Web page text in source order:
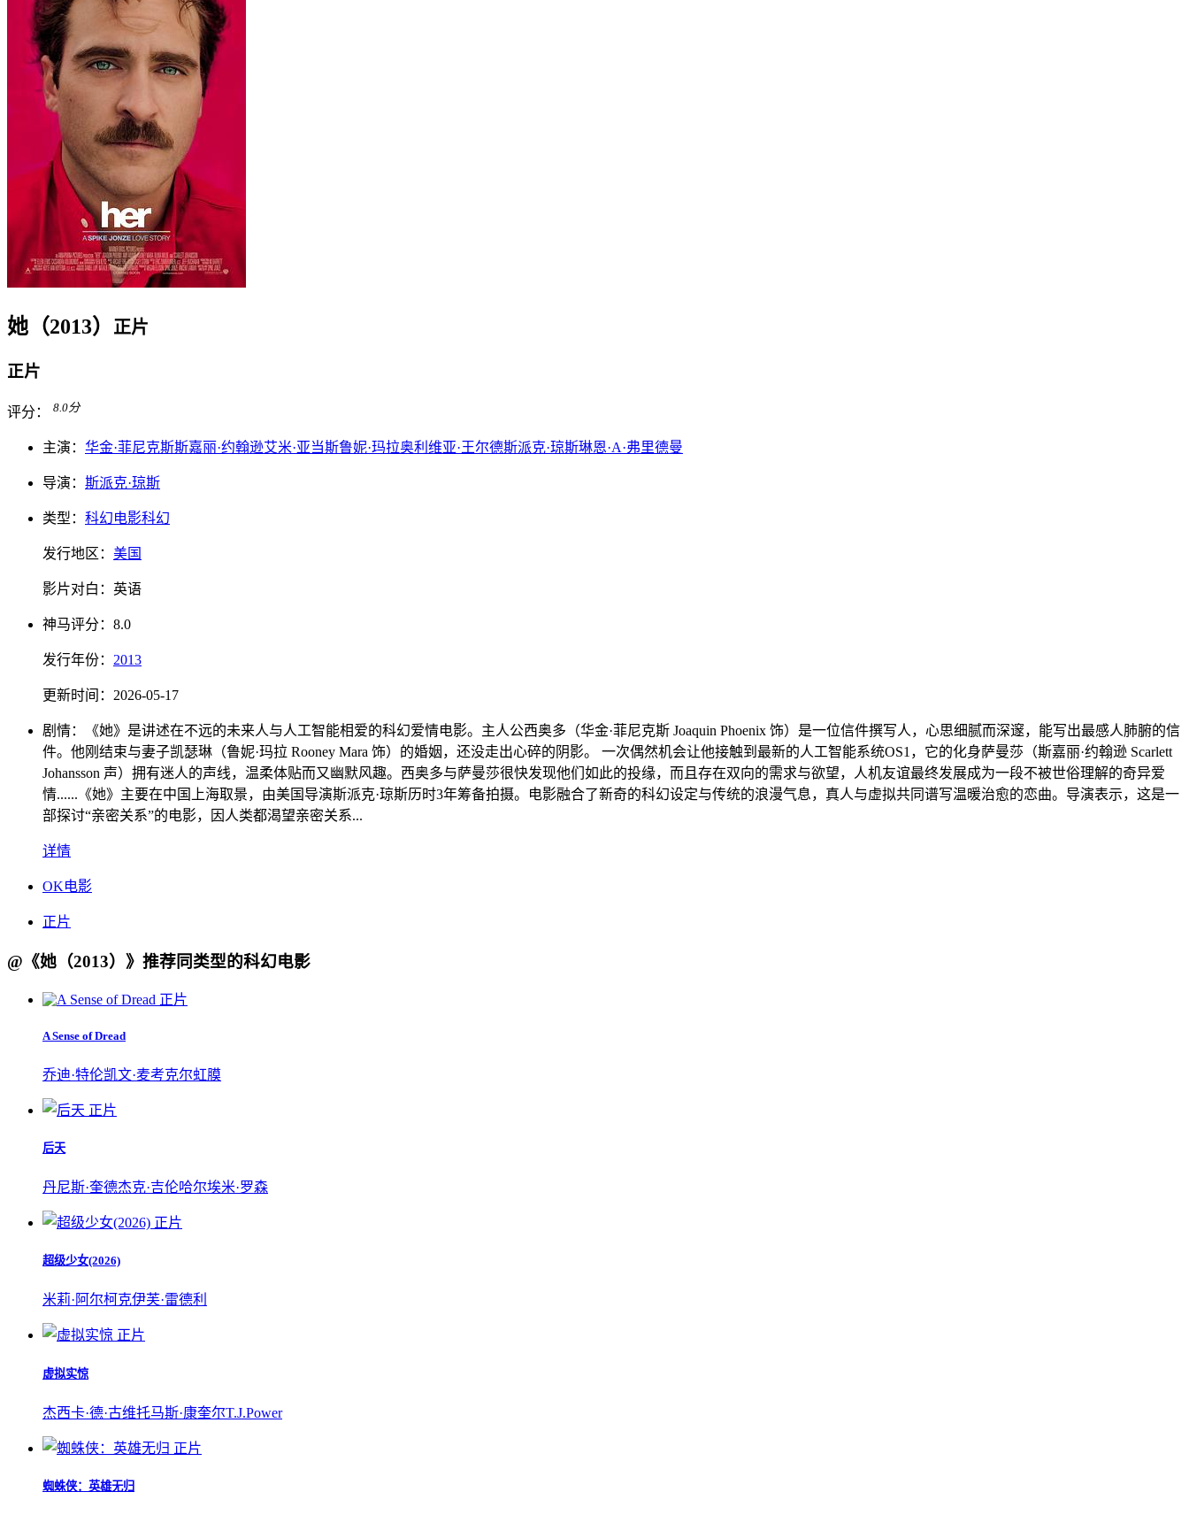
她（2013） 正片
正片
评分： 8.0分
主演： 华金·菲尼克斯斯嘉丽·约翰逊艾米·亚当斯鲁妮·玛拉奥利维亚·王尔德斯派克·琼斯琳恩·A·弗里德曼
导演： 斯派克·琼斯
类型： 科幻电影科幻
发行地区： 美国
影片对白： 英语
神马评分： 8.0
发行年份： 2013
更新时间： 2026-05-17
剧情：
《她》是讲述在不远的未来人与人工智能相爱的科幻爱情电影。主人公西奥多（华金·菲尼克斯 Joaquin Phoenix 饰）是一位信件撰写人，心思细腻而深邃，能写出最感人肺腑的信
件。他刚结束与妻子凯瑟琳（鲁妮·玛拉 Rooney Mara 饰）的婚姻，还没走出心碎的阴影。 一次偶然机会让他接触到最新的人工智能系统OS1，它的化身萨曼莎（斯嘉丽·约翰逊 Scarlett
Johansson 声）拥有迷人的声线，温柔体贴而又幽默风趣。西奥多与萨曼莎很快发现他们如此的投缘，而且存在双向的需求与欲望，人机友谊最终发展成为一段不被世俗理解的奇异爱
情......《她》主要在中国上海取景，由美国导演斯派克·琼斯历时3年筹备拍摄。电影融合了新奇的科幻设定与传统的浪漫气息，真人与虚拟共同谱写温暖治愈的恋曲。导演表示，这是一
部探讨“亲密关系”的电影，因人类都渴望亲密关系...
详情
OK电影
正片
@《她（2013）》推荐同类型的科幻电影
正片
A Sense of Dread
乔迪·特伦凯文·麦考克尔虹膜
正片
后天
丹尼斯·奎德杰克·吉伦哈尔埃米·罗森
正片
超级少女(2026)
米莉·阿尔柯克伊芙·雷德利
正片
虚拟实惊
杰西卡·德·古维托马斯·康奎尔T.J.Power
正片
蜘蛛侠：英雄无归